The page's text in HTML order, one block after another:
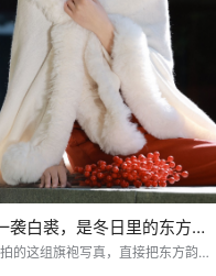
袭白裘，是冬日里的东方诗
的这组旗袍写真，直接把东方韵味